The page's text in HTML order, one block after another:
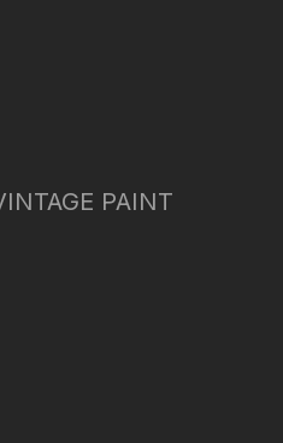
PAINT